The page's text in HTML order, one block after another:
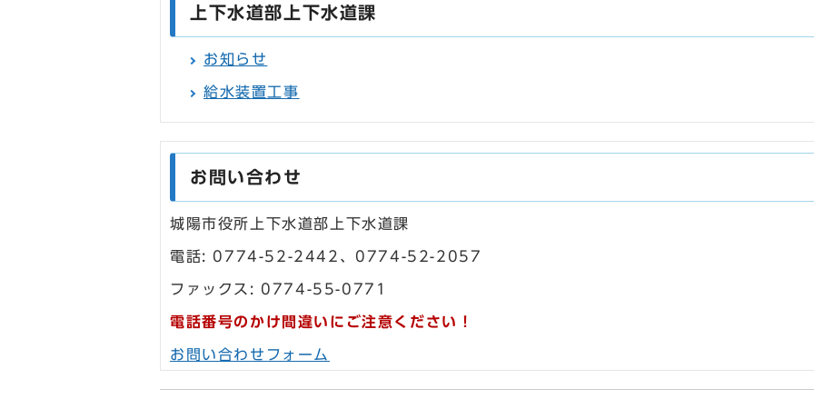
上下水道部上下水道課
お知らせ
給水装置工事
お問い合わせ
城陽市役所上下水道部上下水道課
電話: 0774-52-2442、0774-52-2057
ファックス: 0774-55-0771
電話番号のかけ間違いにご注意ください！
お問い合わせフォーム